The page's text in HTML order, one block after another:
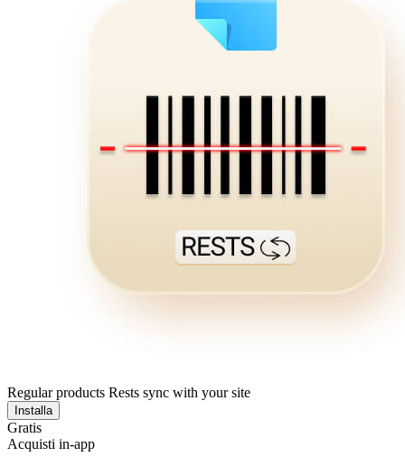
Regular products Rests sync with your site
Installa
Gratis
Acquisti in-app